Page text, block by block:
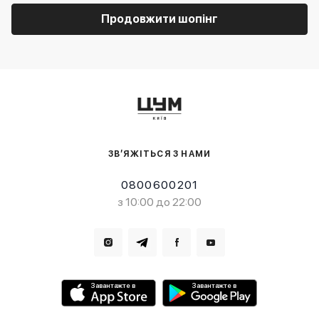
Продовжити шопінг
ЗВ’ЯЖІТЬСЯ З НАМИ
0800600201
з 10:00 до 22:00
Завантажте в Завантажте в